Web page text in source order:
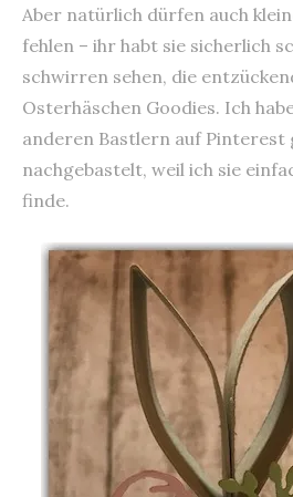
Aber natürlich dürfen auch
fehlen – ihr habt sie sicherlich
schwirren sehen, die
Osterhäschen Goodies. Ich
anderen Bastlern auf Pinterest
nachgebastelt, weil ich sie
finde.